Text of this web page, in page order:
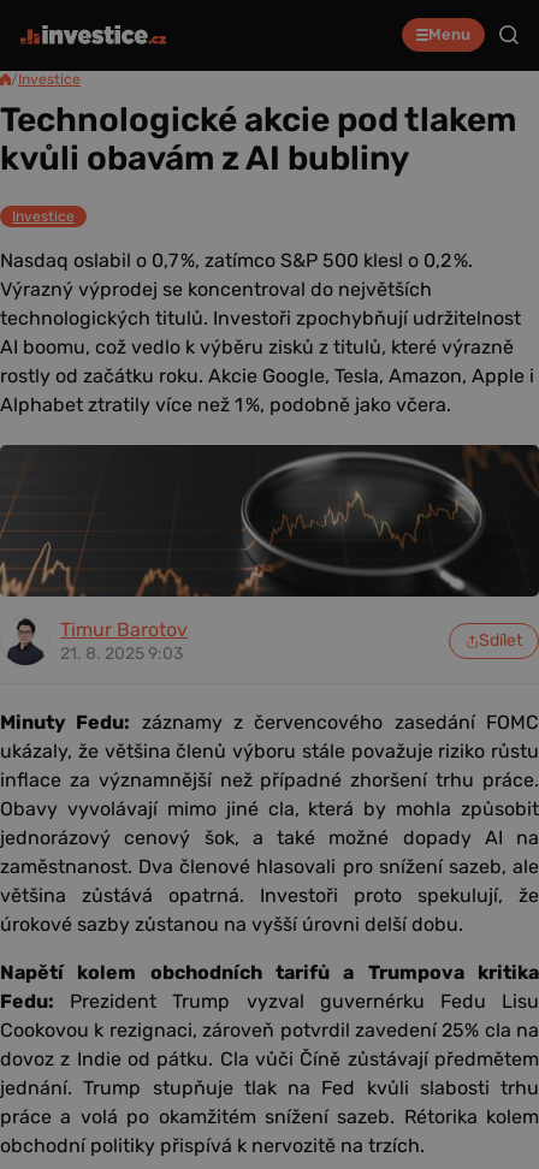
Menu
/Investice
Technologické akcie pod tlakem
kvůli obavám z AI bubliny
Investice
Nasdaq oslabil o 0,7 %, zatímco S&P 500 klesl o 0,2 %.
Výrazný výprodej se koncentroval do největších
technologických titulů. Investoři zpochybňují udržitelnost
AI boomu, což vedlo k výběru zisků z titulů, které výrazně
rostly od začátku roku. Akcie Google, Tesla, Amazon, Apple i
Alphabet ztratily více než 1 %, podobně jako včera.
Timur Barotov
21. 8. 2025 9:03
Sdílet
Minuty Fedu: záznamy z červencového zasedání FOMC
ukázaly, že většina členů výboru stále považuje riziko růstu
inflace za významnější než případné zhoršení trhu práce.
Obavy vyvolávají mimo jiné cla, která by mohla způsobit
jednorázový cenový šok, a také možné dopady AI na
zaměstnanost. Dva členové hlasovali pro snížení sazeb, ale
většina zůstává opatrná. Investoři proto spekulují, že
úrokové sazby zůstanou na vyšší úrovni delší dobu.
Napětí kolem obchodních tarifů a Trumpova kritika
Fedu: Prezident Trump vyzval guvernérku Fedu Lisu
Cookovou k rezignaci, zároveň potvrdil zavedení 25% cla na
dovoz z Indie od pátku. Cla vůči Číně zůstávají předmětem
jednání. Trump stupňuje tlak na Fed kvůli slabosti trhu
práce a volá po okamžitém snížení sazeb. Rétorika kolem
obchodní politiky přispívá k nervozitě na trzích.